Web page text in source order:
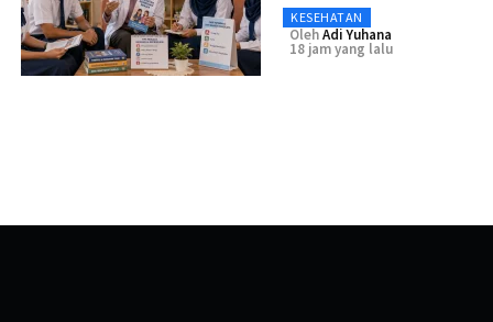
KESEHATAN
OlehAdi Yuhana
18 jam yang lalu